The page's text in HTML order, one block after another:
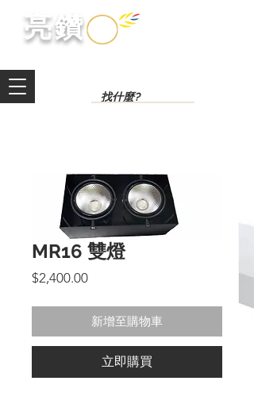
​亮鑽​
MR16 雙燈
$2,400.00價
新增至購物車
立即購買